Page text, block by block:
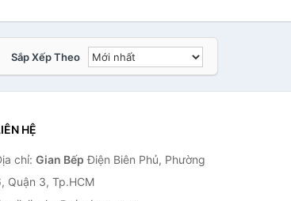
Sắp Xếp Theo
HỆ
chỉ: Gian Bếp Điện Biên Phủ, Phường
Quận 3, Tp.HCM